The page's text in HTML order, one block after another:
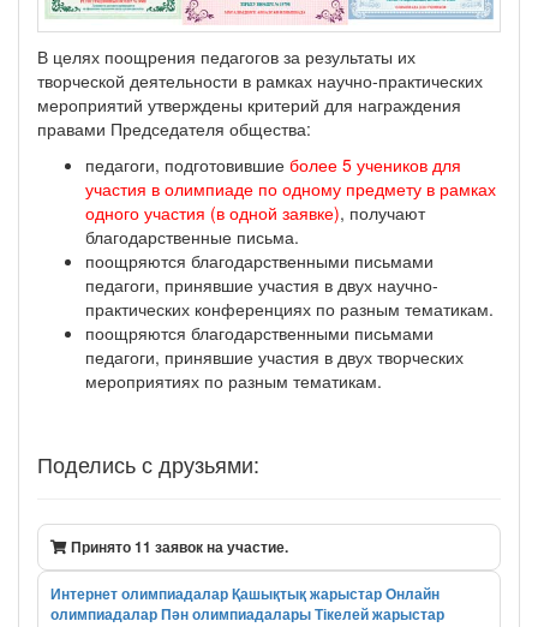
В целях поощрения педагогов за результаты их
творческой деятельности в рамках научно-практических
мероприятий утверждены критерий для награждения
правами Председателя общества:
педагоги, подготовившие более 5 учеников для
участия в олимпиаде по одному предмету в рамках
одного участия (в одной заявке), получают
благодарственные письма.
поощряются благодарственными письмами
педагоги, принявшие участия в двух научно-
практических конференциях по разным тематикам.
поощряются благодарственными письмами
педагоги, принявшие участия в двух творческих
мероприятиях по разным тематикам.
Поделись с друзьями:
Принято 11 заявок на участие.
Интернет олимпиадаларҚашықтық жарыстарОнлайн
олимпиадаларПән олимпиадаларыТікелей жарыстар